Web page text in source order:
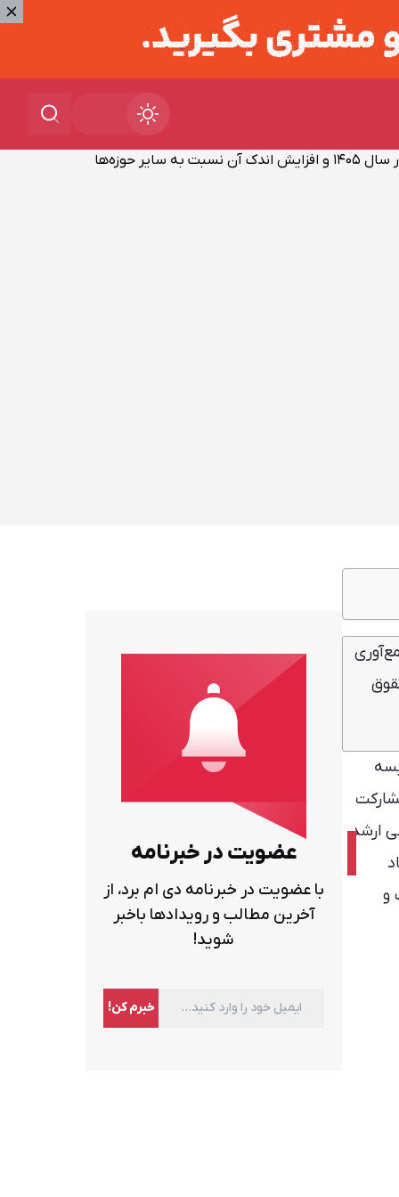
جمع‌آوری
به حقوق
این گزارش ۱۱۲۹ مارکتر مشارکت
ارشد
و
عضویت در خبرنامه
با عضویت در خبرنامه دی ام برد، از
آخرین مطالب و رویدادها باخبر
شوید!